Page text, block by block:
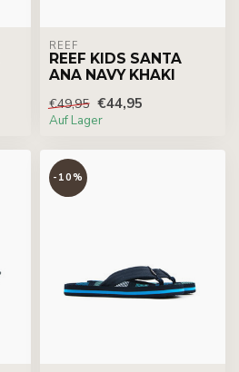
REEF
REEF KIDS SANTA
ANA NAVY KHAKI
€49,95 €44,95
Auf Lager
-10%